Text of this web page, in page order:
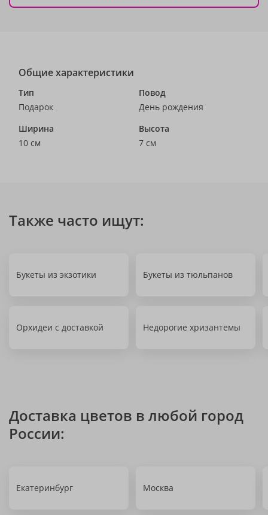
Общие характеристики
Тип
Подарок
Повод
День рождения
Ширина
10 см
Высота
7 см
Также часто ищут:
Букеты из экзотики Букеты из тюльпанов
Орхидеи с доставкой Недорогие хризантемы
Доставка цветов в любой город
России:
Екатеринбург Москва